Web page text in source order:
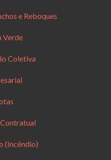
e Reboques
Verde
Coletiva
(Incêndio)